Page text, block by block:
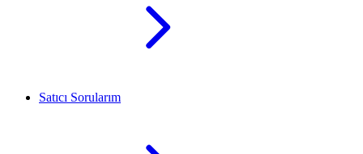
Satıcı Sorularım